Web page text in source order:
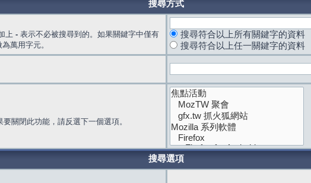
搜尋方式
上 - 表示不必被搜尋到的。如果關鍵字中僅有
為萬用字元。
搜尋符合以上所有關鍵字的資料
搜尋符合以上任一關鍵字的資料
關閉此功能，請反選下一個選項。
搜尋選項